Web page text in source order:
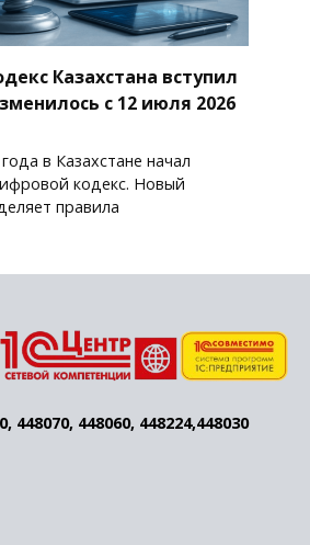
Казахстана вступил
с 12 июля 2026
в Казахстане начал
кодекс. Новый
правила
448070, 448060, 448224,448030